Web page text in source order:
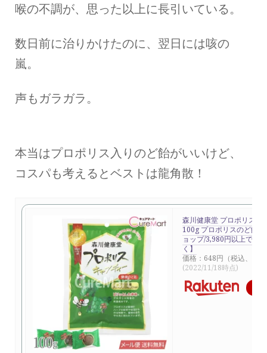
喉の不調が、思った以上に長引いている。
数日前に治りかけたのに、翌日には咳の
嵐。
声もガラガラ。
本当はプロポリス入りのど飴がいいけど、
コスパも考えるとベストは龍角散！
森川健康堂 プロポリスキ
100g プロポリスのど飴
ョップ/3,980円以上で送
く】
価格：648円（税込、送
(2022/11/18時点)